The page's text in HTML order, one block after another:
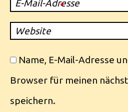
E-Mail-Adresse
*
Website
Name, E-Mail-Adresse
Browser für meinen
speichern.